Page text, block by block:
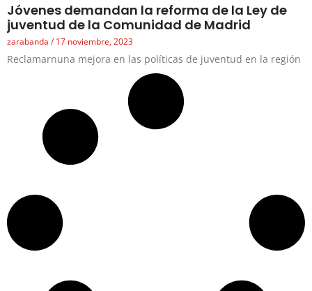
Jóvenes demandan la reforma de la Ley de
juventud de la Comunidad de Madrid
zarabanda 17 noviembre, 2023
Reclamarnuna mejora en las políticas de juventud en la región